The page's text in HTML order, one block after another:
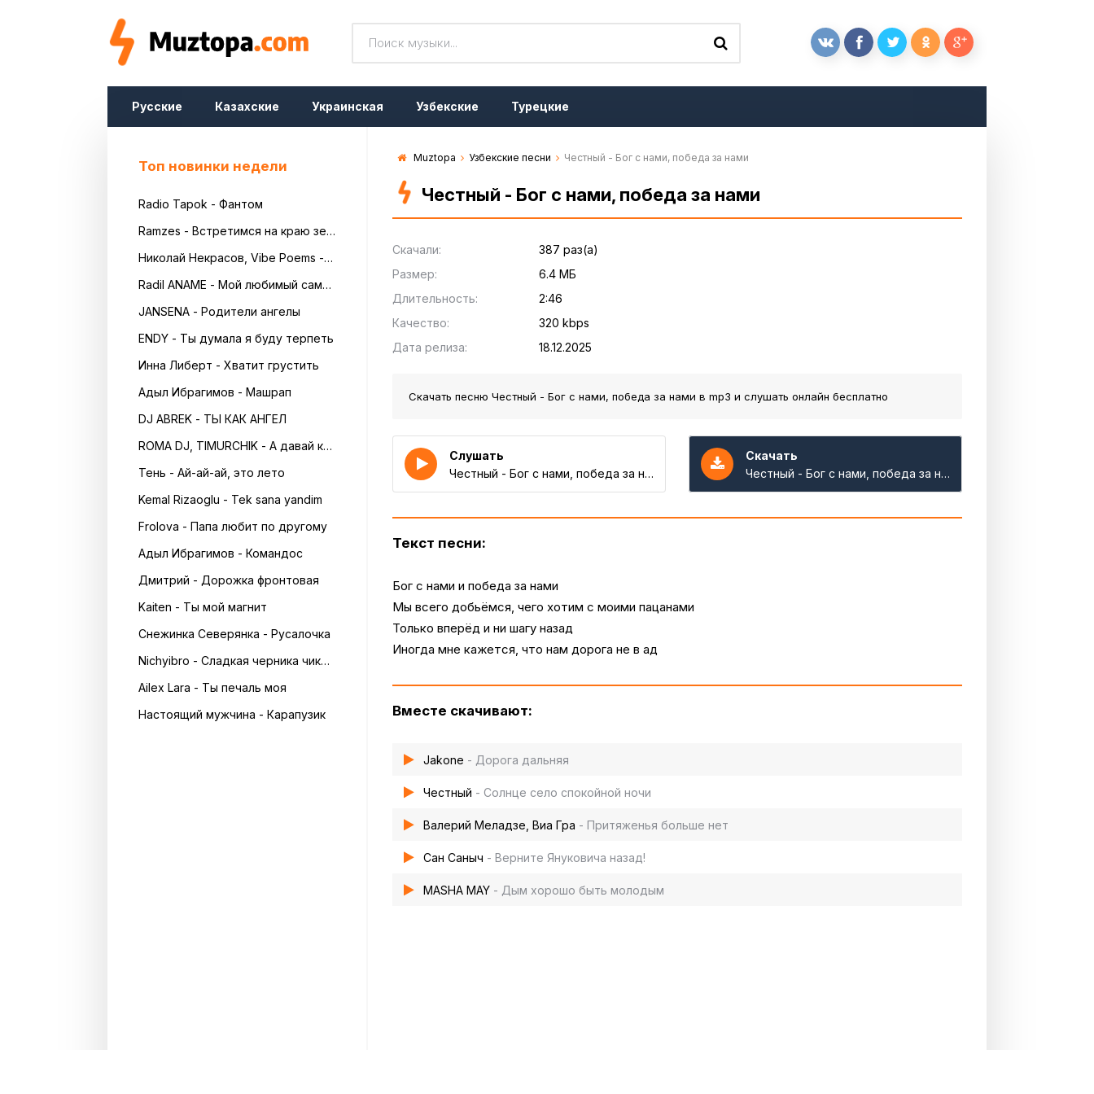
Русские Казахские Украинская Узбекские Турецкие
Топ новинки недели
Radio Tapok - Фантом
Ramzes - Встретимся на краю земли
Николай Некрасов, Vibe Poems - Русь
Radil ANAME - Мой любимый самый красивый
JANSENA - Родители ангелы
ENDY - Ты думала я буду терпеть
Инна Либерт - Хватит грустить
Адыл Ибрагимов - Машрап
DJ ABREK - ТЫ КАК АНГЕЛ
ROMA DJ, TIMURCHIK - А давай кружитись в танці
Тень - Ай-ай-ай, это лето
Kemal Rizaoglu - Tek sana yandim
Frolova - Папа любит по другому
Адыл Ибрагимов - Командос
Дмитрий - Дорожка фронтовая
Kaiten - Ты мой магнит
Снежинка Северянка - Русалочка
Nichyibro - Сладкая черника чика чика
Ailex Lara - Ты печаль моя
Настоящий мужчина - Карапузик
Muztopa Узбекские песни Честный - Бог с нами, победа за нами
Честный - Бог с нами, победа за нами
Скачали:
387 раз(а)
Размер:
6.4 МБ
Длительность:
2:46
Качество:
320 kbps
Дата релиза:
18.12.2025
Скачать песню Честный - Бог с нами, победа за нами в mp3 и слушать онлайн бесплатно
Слушать
Честный - Бог с нами, победа за нами
Скачать
Честный - Бог с нами, победа за нами
Текст песни:
Бог с нами и победа за нами
Мы всего добьёмся, чего хотим с моими пацанами
Только вперёд и ни шагу назад
Иногда мне кажется, что нам дорога не в ад
Вместе скачивают:
Jakone - Дорога дальняя
Честный - Солнце село спокойной ночи
Валерий Меладзе, Виа Гра - Притяженья больше нет
Сан Саныч - Верните Януковича назад!
MASHA MAY - Дым хорошо быть молодым